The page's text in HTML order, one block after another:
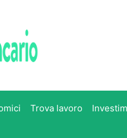
Trova lavoro